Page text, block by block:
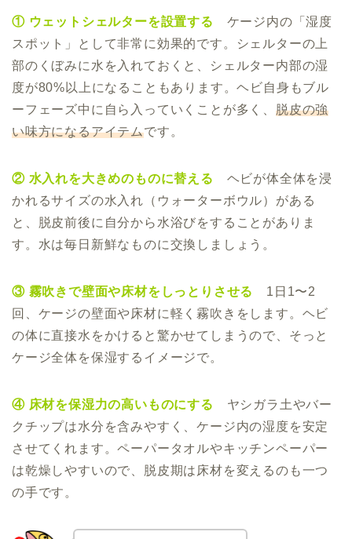
① ウェットシェルターを設置する
ケージ内の「湿度
スポット」として非常に効果的です。シェルターの上
部のくぼみに水を入れておくと、シェルター内部の湿
度が80%以上になることもあります。ヘビ自身もブル
ーフェーズ中に自ら入っていくことが多く、脱皮の強
い味方になるアイテムです。
② 水入れを大きめのものに替える
ヘビが体全体を浸
かれるサイズの水入れ（ウォーターボウル）がある
と、脱皮前後に自分から水浴びをすることがありま
す。水は毎日新鮮なものに交換しましょう。
③ 霧吹きで壁面や床材をしっとりさせる
1日1〜2
回、ケージの壁面や床材に軽く霧吹きをします。ヘビ
の体に直接水をかけると驚かせてしまうので、そっと
ケージ全体を保湿するイメージで。
④ 床材を保湿力の高いものにする
ヤシガラ土やバー
クチップは水分を含みやすく、ケージ内の湿度を安定
させてくれます。ペーパータオルやキッチンペーパー
は乾燥しやすいので、脱皮期は床材を変えるのも一つ
の手です。